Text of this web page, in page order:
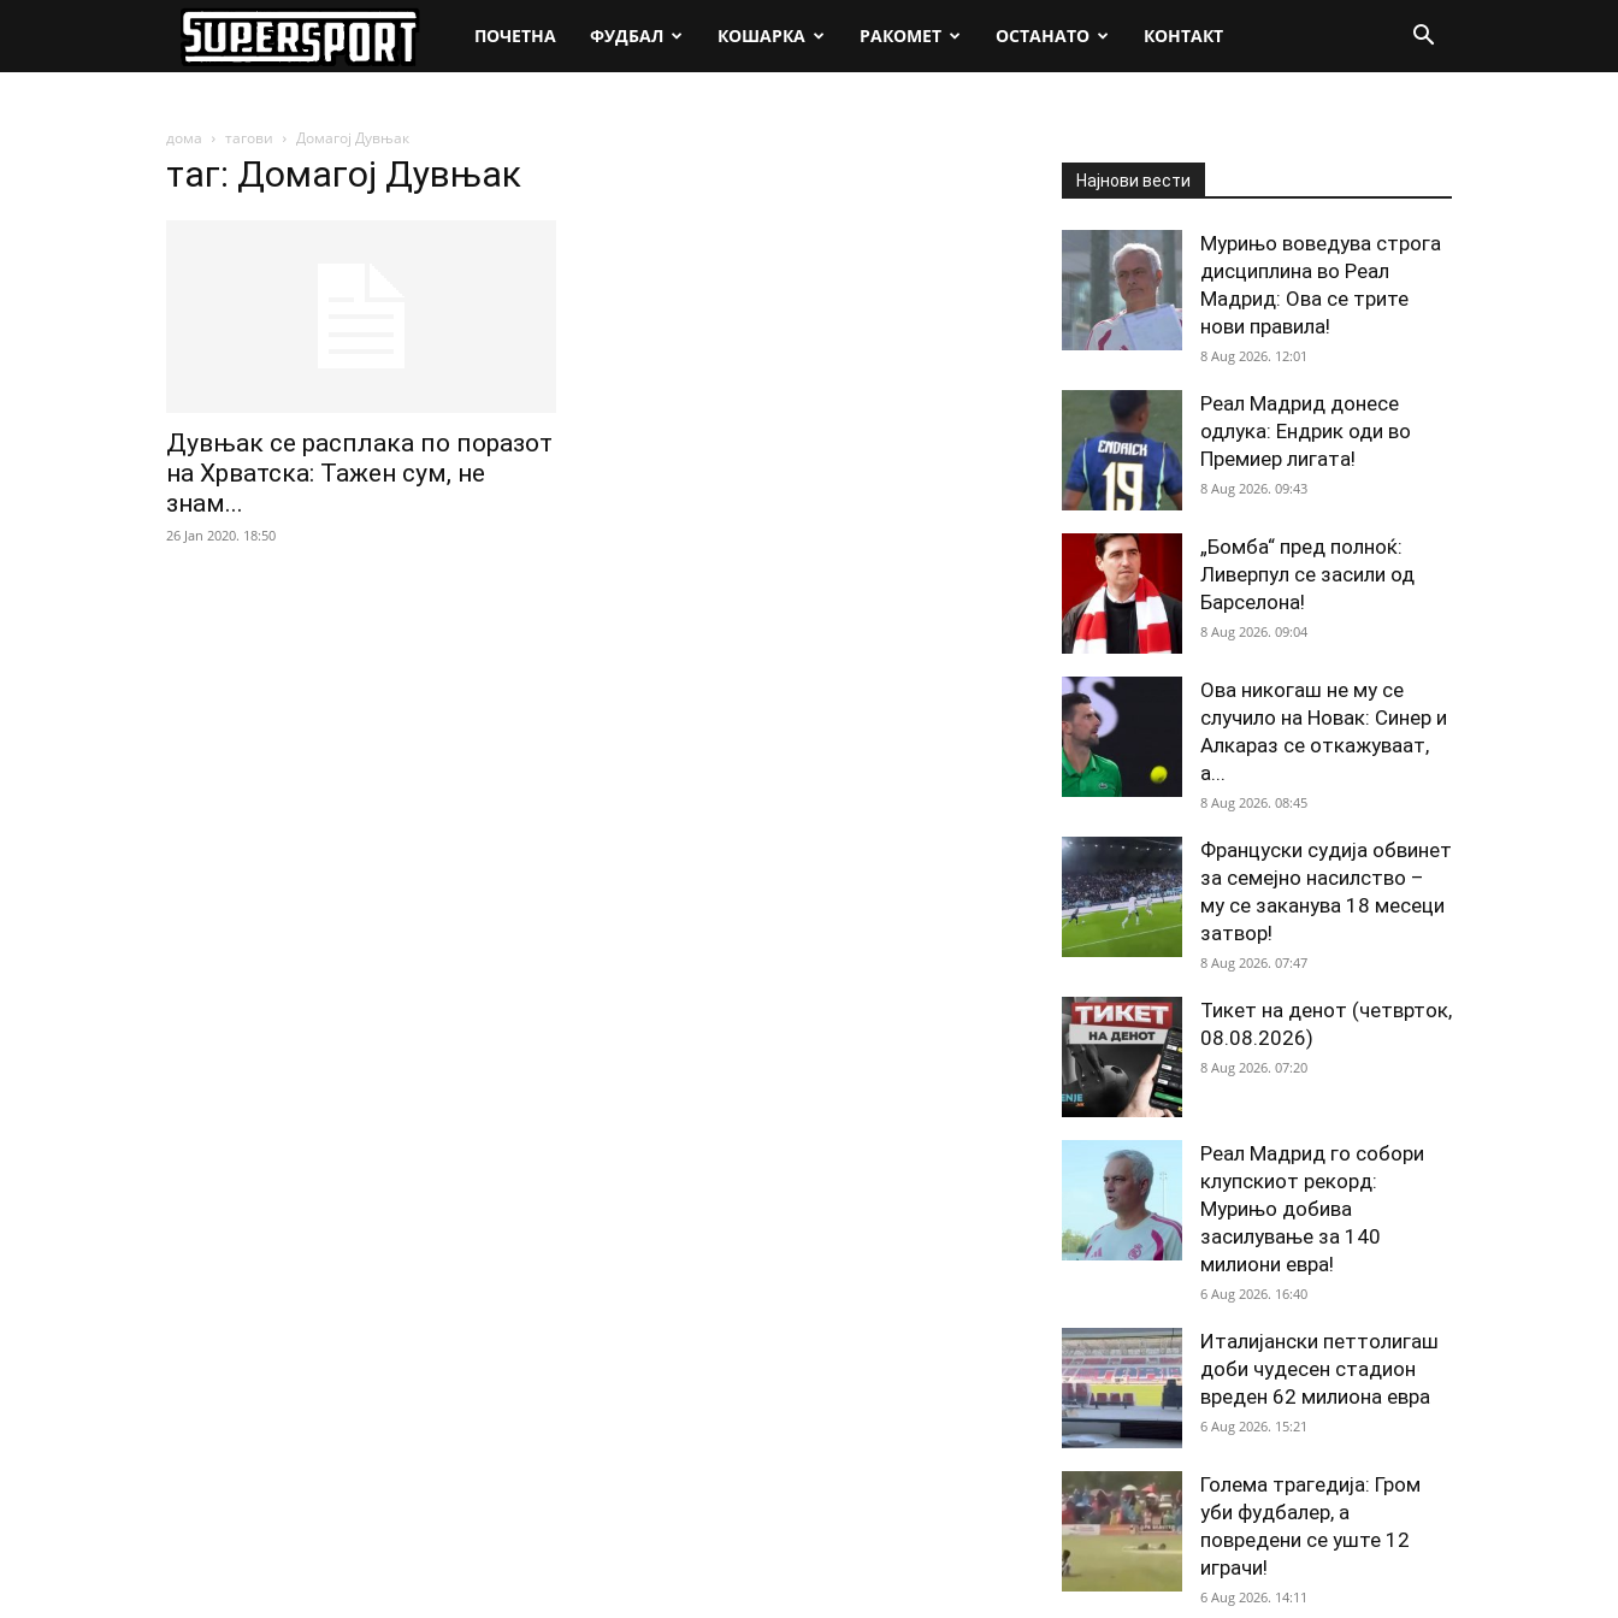
SuperSport.mk
ПОЧЕТНА ФУДБАЛ КОШАРКА РАКОМЕТ ОСТАНАТО КОНТАКТ
дома тагови Домагој Дувњак
таг: Домагој Дувњак
Дувњак се расплака по поразот
на Хрватска: Тажен сум, не
знам...
26 Jan 2020. 18:50
Најнови вести
Мурињо воведува строга
дисциплина во Реал
Мадрид: Ова се трите
нови правила!
8 Aug 2026. 12:01
Реал Мадрид донесе
одлука: Ендрик оди во
Премиер лигата!
8 Aug 2026. 09:43
„Бомба“ пред полноќ:
Ливерпул се засили од
Барселона!
8 Aug 2026. 09:04
Ова никогаш не му се
случило на Новак: Синер и
Алкараз се откажуваат,
а...
8 Aug 2026. 08:45
Француски судија обвинет
за семејно насилство –
му се заканува 18 месеци
затвор!
8 Aug 2026. 07:47
Тикет на денот (четврток,
08.08.2026)
8 Aug 2026. 07:20
Реал Мадрид го собори
клупскиот рекорд:
Мурињо добива
засилување за 140
милиони евра!
6 Aug 2026. 16:40
Италијански петтолигаш
доби чудесен стадион
вреден 62 милиона евра
6 Aug 2026. 15:21
Голема трагедија: Гром
уби фудбалер, а
повредени се уште 12
играчи!
6 Aug 2026. 14:11